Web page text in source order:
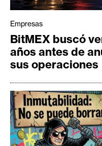
Empresas
BitMEX buscó
años antes de
sus operaciones